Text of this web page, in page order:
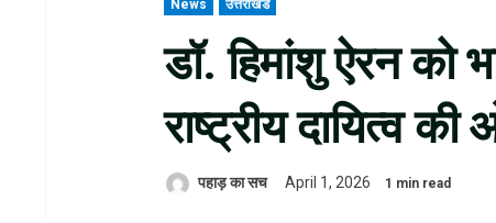
News उत्तराखंड
डॉ. हिमांशु ऐरन को
राष्ट्रीय दायित्व
पहाड़ का सच April 1, 2026 1 min read